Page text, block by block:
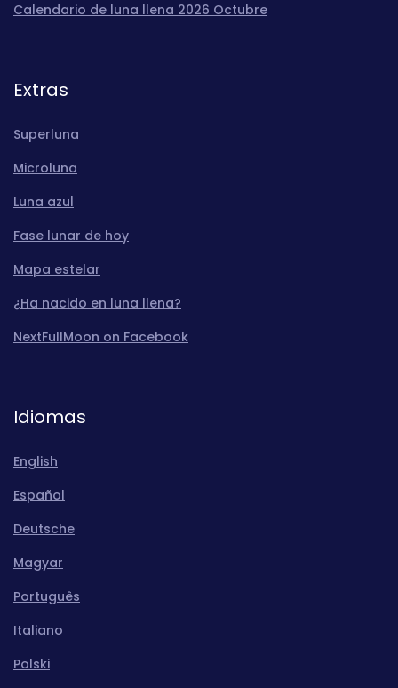
Calendario de luna llena 2026 Octubre
Extras
Superluna
Microluna
Luna azul
Fase lunar de hoy
Mapa estelar
¿Ha nacido en luna llena?
NextFullMoon on Facebook
Idiomas
English
Español
Deutsche
Magyar
Português
Italiano
Polski